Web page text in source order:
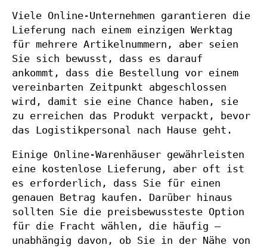
Viele Online-Unternehmen garantieren die
Lieferung nach einem einzigen Werktag
für mehrere Artikelnummern, aber seien
Sie sich bewusst, dass es darauf
ankommt, dass die Bestellung vor einem
vereinbarten Zeitpunkt abgeschlossen
wird, damit sie eine Chance haben, sie
zu erreichen das Produkt verpackt, bevor
das Logistikpersonal nach Hause geht.
Einige Online-Warenhäuser gewährleisten
eine kostenlose Lieferung, aber oft ist
es erforderlich, dass Sie für einen
genauen Betrag kaufen. Darüber hinaus
sollten Sie die preisbewussteste Option
für die Fracht wählen, die häufig –
unabhängig davon, ob Sie in der Nähe von